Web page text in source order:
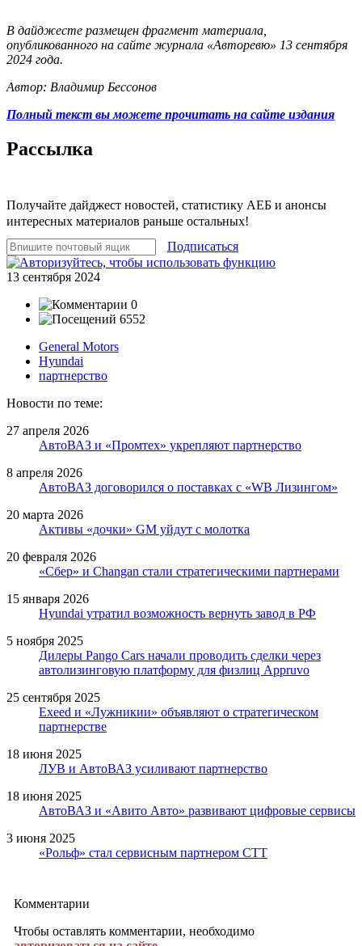
В дайджесте размещен фрагмент материала,
опубликованного на сайте журнала «Авторевю» 13 сентября
2024 года.
Автор: Владимир Бессонов
Полный текст вы можете прочитать на сайте издания
Рассылка
Получайте дайджест новостей, статистику АЕБ и анонсы
интересных материалов раньше остальных!
Подписаться
13 сентября 2024
0
6552
General Motors
Hyundai
партнерство
Новости по теме:
27 апреля 2026
АвтоВАЗ и «Промтех» укрепляют партнерство
8 апреля 2026
АвтоВАЗ договорился о поставках с «WB Лизингом»
20 марта 2026
Активы «дочки» GM уйдут с молотка
20 февраля 2026
«Сбер» и Changan стали стратегическими партнерами
15 января 2026
Hyundai утратил возможность вернуть завод в РФ
5 ноября 2025
Дилеры Pango Cars начали проводить сделки через
автолизинговую платформу для физлиц Appruvo
25 сентября 2025
Exeed и «Лужникии» объявляют о стратегическом
партнерстве
18 июня 2025
ЛУВ и АвтоВАЗ усиливают партнерство
18 июня 2025
АвтоВАЗ и «Авито Авто» развивают цифровые сервисы
3 июня 2025
«Рольф» стал сервисным партнером СТТ
Комментарии
Чтобы оставлять комментарии, необходимо